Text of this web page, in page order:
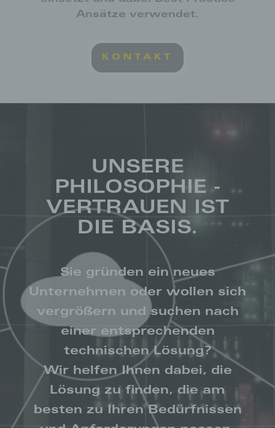
Ansätze verwendet.
KONTAKT
UNSERE
PHILOSOPHIE -
VERTRAUEN IST
DIE BASIS.
Sie gründen ein neues
Unternehmen oder wollen sich
vergrößern und suchen nach
einer entsprechenden
technischen Lösung?
Wir helfen Ihnen dabei, die
Lösung zu finden, die am
besten zu Ihren Bedürfnissen